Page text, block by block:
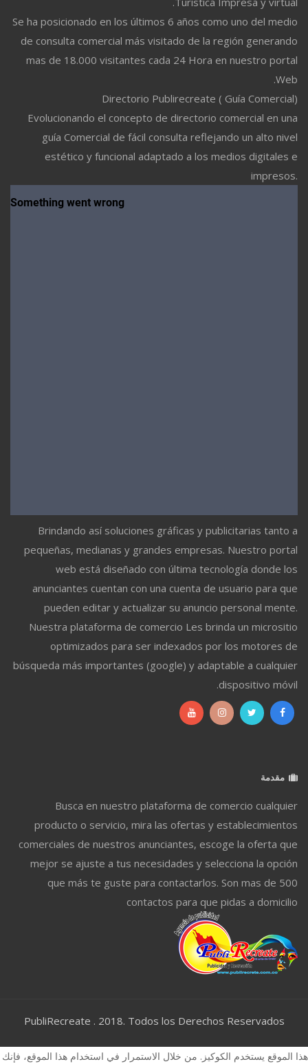
Se ha posicionado en los últimos 6 años como uno del medio
de consulta comercial más visitado de la región generando
mas de 18.000 visitantes cada 24 Hora en nuestro portal
Web.
Directorio Publirecreate ( Guía Comercial)
Evolucionando el concepto de directorio comercial en una
guía Comercial de fácil consulta reflejando un alto nivel
estético y funcional adaptado a los medios digitales e
impresos.
Brindando así soluciones gráficas y publicitarias tanto a
pequeñas, medianas y grandes empresas. Nuestro portal
web está diseñado con última tecnología donde los
anunciantes cuentan con una cuenta de usuario para que
pueden editar y actualizar su anuncio personal mente.
Nuestra plataforma de comercio Les brinda un micrositio
optimizados para ser indexados por los motores de
búsqueda más importantes (google) y adaptable a cualquier
dispositivo móvil.
مقدمة
Busca en nuestro plataforma de comercio cualquier
producto o servicio, mira las ofertas y establecimientos
comerciales de nuestros anunciantes, escoge la oferta que
mejor se ajuste a tus necesidades y selecciona la opción
que más te guste para contactarlos. Son mas de 500
contactos para que pidas a domicilio
PubliRecreate . 2018. Todos los Derechos Reservados
هذا الموقع يستخدم الكوكيز. من خلال الاستمرار في استخدام هذا الموقع، فإنك